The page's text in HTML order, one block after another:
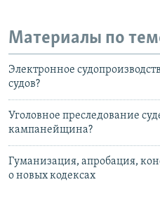
Материалы по
Электронное
судов?
Уголовное преследование
кампанейщина?
Гуманизация, апробация,
о новых кодексах